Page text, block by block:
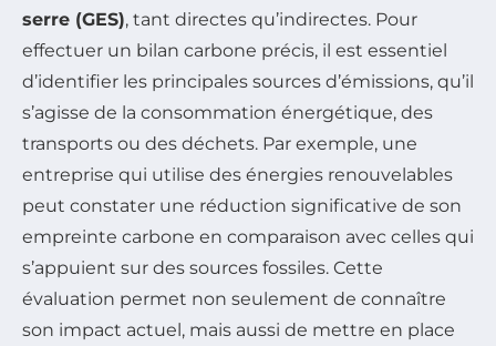
serre (GES), tant directes qu’indirectes. Pour
effectuer un bilan carbone précis, il est essentiel
d’identifier les principales sources d’émissions, qu’il
s’agisse de la consommation énergétique, des
transports ou des déchets. Par exemple, une
entreprise qui utilise des énergies renouvelables
peut constater une réduction significative de son
empreinte carbone en comparaison avec celles qui
s’appuient sur des sources fossiles. Cette
évaluation permet non seulement de connaître
son impact actuel, mais aussi de mettre en place